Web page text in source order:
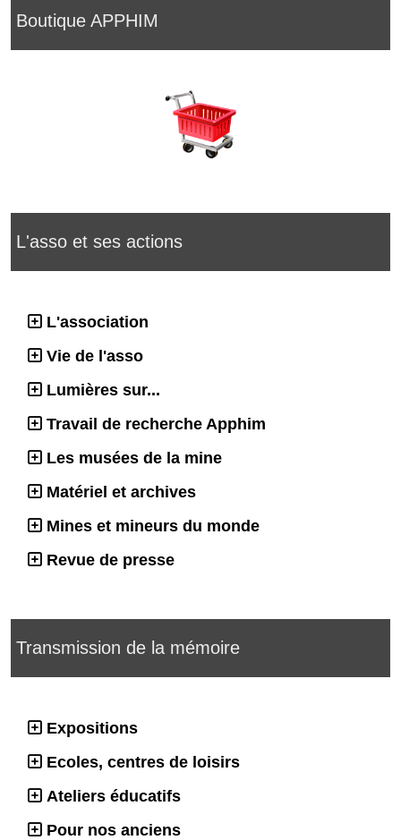
Boutique APPHIM
L'asso et ses actions
L'association
Vie de l'asso
Lumières sur...
Travail de recherche Apphim
Les musées de la mine
Matériel et archives
Mines et mineurs du monde
Revue de presse
Transmission de la mémoire
Expositions
Ecoles, centres de loisirs
Ateliers éducatifs
Pour nos anciens